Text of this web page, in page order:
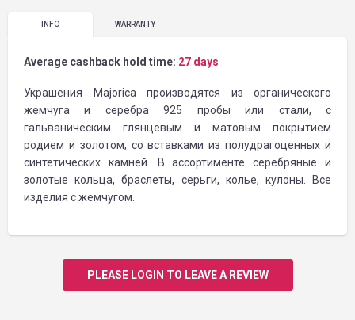
INFO WARRANTY
Average cashback hold time: 27 days
Украшения Majorica производятся из органического
жемчуга и серебра 925 пробы или стали, с
гальваническим глянцевым и матовым покрытием
родием и золотом, со вставками из полудрагоценных и
синтетических камней. В ассортименте серебряные и
золотые кольца, браслеты, серьги, колье, кулоны. Все
изделия с жемчугом.
PLEASE LOGIN TO LEAVE A REVIEW